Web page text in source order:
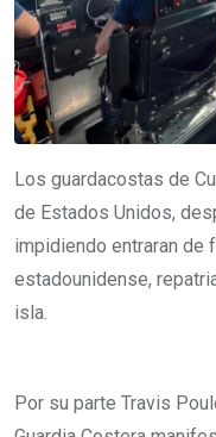
Los guardacostas de
de Estados Unidos,
impidiendo entraran de
estadounidense,
isla.
Por su parte Travis